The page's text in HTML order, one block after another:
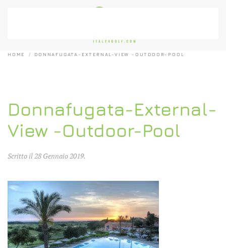
HOME DONNAFUGATA-EXTERNAL-VIEW -OUTDOOR-POOL
Donnafugata-External-
View -Outdoor-Pool
Scritto il28 Gennaio 2019.